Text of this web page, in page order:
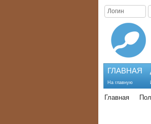
ГЛАВНАЯ
На главную
Главная